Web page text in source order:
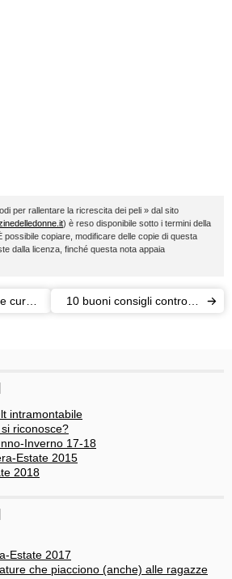
per rallentare la ricrescita dei peli » dal sito
) è reso disponibile sotto i termini della
È possibile copiare, modificare delle copie di questa
dalla licenza, finché questa nota appaia
curare
10 buoni consigli contro la
intramontabile
riconosce?
Inverno 17-18
Estate 2015
2018
Estate 2017
che piacciono (anche) alle ragazze